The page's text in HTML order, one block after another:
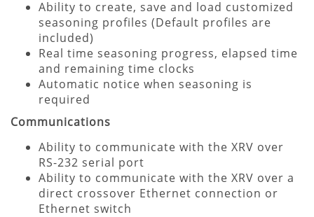
Ability to create, save and load customized
seasoning profiles (Default profiles are
included)
Real time seasoning progress, elapsed time
and remaining time clocks
Automatic notice when seasoning is
required
Communications
Ability to communicate with the XRV over
RS-232 serial port
Ability to communicate with the XRV over a
direct crossover Ethernet connection or
Ethernet switch